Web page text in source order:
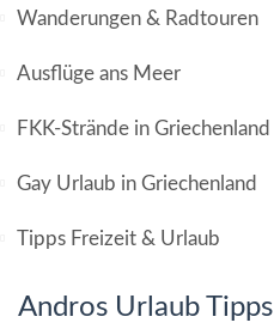
Wanderungen & Radtouren
Ausflüge ans Meer
FKK-Strände in Griechenland
Gay Urlaub in Griechenland
Tipps Freizeit & Urlaub
Andros Urlaub Tipps